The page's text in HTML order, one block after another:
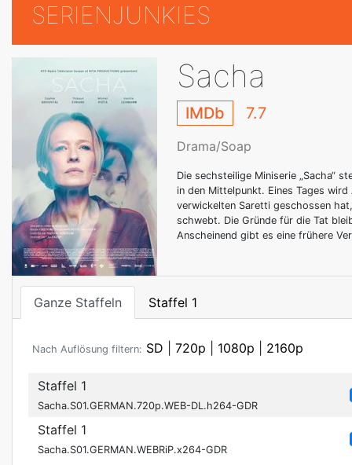
SERIENJUNKIES
Sacha
IMDb 7.7
Drama/Soap
Die sechsteilige Miniserie „Sacha“
in den Mittelpunkt. Eines Tages
verwickelten Saretti geschossen
schwebt. Die Gründe für die Tat
Anscheinend gibt es eine frühere
Ganze Staffeln Staffel 1
Nach Auflösung filtern: SD 720p 1080p 2160p
Staffel 1
Sacha.S01.GERMAN.720p.WEB-DL.h264-GDR
Staffel 1
Sacha.S01.GERMAN.WEBRiP.x264-GDR